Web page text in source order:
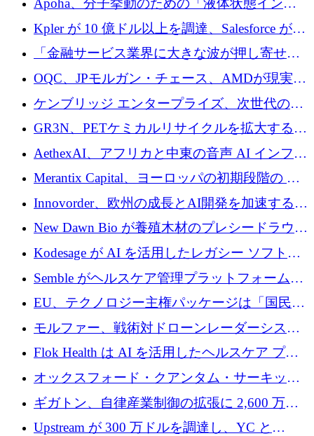
の資本シフトを呼びかけ
Apoha、分子挙動のための「液体状態インテ
リジェンス」を構築するために3,600万ドルを
かけてステルス状態から出現
Kpler が 10 億ドル以上を調達、Salesforce が
Contentful を買収、Built in Europe キャンペー
ンを開始
「金融サービス業界に大きな波が押し寄せて
いる」と「欧州初のAIネイティブ銀行」のボ
スが語る
OQC、JPモルガン・チェース、AMDが現実世
界のフィンテック・アプリケーションを探索
するためにQuantum-AIデータセンターを立ち
上げ
ケンブリッジ エンタープライズ、次世代のデ
ィープテック創設者向けにロンドンの出発点
を構築
GR3N、PETケミカルリサイクルを拡大するた
めにシリーズBで1,550万ユーロを調達
AethexAI、アフリカと中東の音声 AI インフラ
ストラクチャを構築するために 300 万ドルを
Merantix Capital、ヨーロッパの初期段階の AI
スタートアップ向けに 1 億 300 万ユーロのフ
ァンドを立ち上げる
Innovorder、欧州の成長とAI開発を加速するた
めに2,000万ユーロを確保
New Dawn Bio が養殖木材のプレシードラウン
ドで 210 万ユーロを調達
Kodesage が AI を活用したレガシー ソフトウ
ェアの最新化のために 660 万ドルを調達
Semble がヘルスケア管理プラットフォームを
拡大するためにシリーズ C で 3,000 万ポンド
を調達
EU、テクノロジー主権パッケージは「国民の
保護」に関するものだと発言
モルファー、戦術対ドローンレーダーシステ
ムを最前線に近づけるために150万ユーロを調
Flok Health は AI を活用したヘルスケア プラ
ットフォームの成長に 1,250 万ドルを投資
オックスフォード・クアンタム・サーキット
が「成人向け」2億6,000万ポンドの資金調達
ラウンドを獲得
ギガトン、自律産業制御の拡張に 2,600 万ド
ルを調達
Upstream が 300 万ドルを調達し、YC と